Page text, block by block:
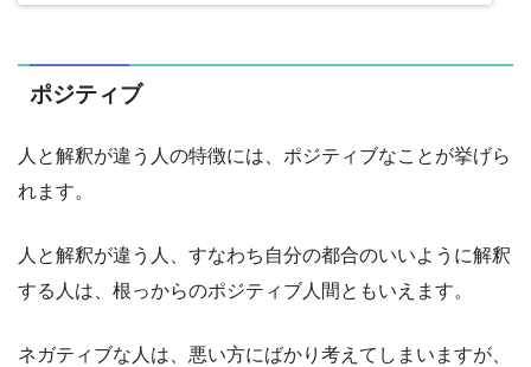
ポジティブ
人と解釈が違う人の特徴には、ポジティブなことが挙げら
れます。
人と解釈が違う人、すなわち自分の都合のいいように解釈
する人は、根っからのポジティブ人間ともいえます。
ネガティブな人は、悪い方にばかり考えてしまいますが、